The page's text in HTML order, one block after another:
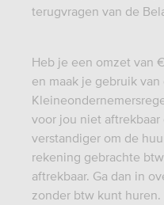
terugvragen van de
Heb je een omzet van
en maak je gebruik van
voor jou niet
verstandiger om de
rekening gebrachte
aftrekbaar. Ga dan in
zonder btw kunt huren.